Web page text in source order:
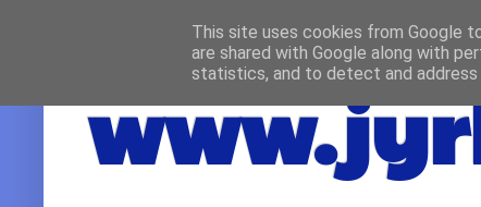
This site uses cookies from Google
are shared with Google along with
statistics, and to detect and address